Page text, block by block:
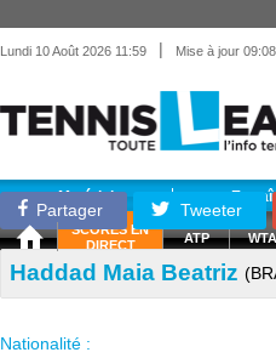
Lundi 10 Août 2026 11:59 | Mise à jour 09:08
Matériel
SCORES EN
DIRECT
ATP WTA
Partager Tweeter
Haddad Maia Beatriz
Nationalité :